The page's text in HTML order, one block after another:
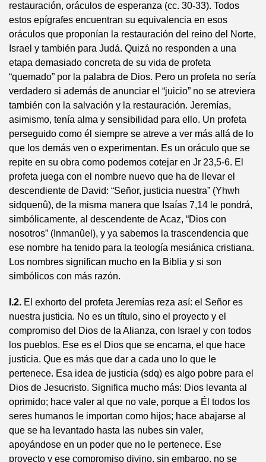
restauración, oráculos de esperanza (cc. 30-33). Todos
estos epígrafes encuentran su equivalencia en esos
oráculos que proponían la restauración del reino del Norte,
Israel y también para Judá. Quizá no responden a una
etapa demasiado concreta de su vida de profeta
“quemado” por la palabra de Dios. Pero un profeta no sería
verdadero si además de anunciar el “juicio” no se atreviera
también con la salvación y la restauración. Jeremías,
asimismo, tenía alma y sensibilidad para ello. Un profeta
perseguido como él siempre se atreve a ver más allá de lo
que los demás ven o experimentan. Es un oráculo que se
repite en su obra como podemos cotejar en Jr 23,5-6. El
profeta juega con el nombre nuevo que ha de llevar el
descendiente de David: “Señor, justicia nuestra” (Yhwh
sidquenû), de la misma manera que Isaías 7,14 le pondrá,
simbólicamente, al descendente de Acaz, “Dios con
nosotros” (Inmanûel), y ya sabemos la trascendencia que
ese nombre ha tenido para la teología mesiánica cristiana.
Los nombres significan mucho en la Biblia y si son
simbólicos con más razón.
I.2. El exhorto del profeta Jeremías reza así: el Señor es
nuestra justicia. No es un título, sino el proyecto y el
compromiso del Dios de la Alianza, con Israel y con todos
los pueblos. Ese es el Dios que se encarna, el que hace
justicia. Que es más que dar a cada uno lo que le
pertenece. Esa idea de justicia (sdq) es algo pobre para el
Dios de Jesucristo. Significa mucho más: Dios levanta al
oprimido; hace valer al que no vale, porque a Él todos los
seres humanos le importan como hijos; hace abajarse al
que se ha levantado hasta las nubes sin valer,
apoyándose en un poder que no le pertenece. Ese
proyecto y ese compromiso divino, sin embargo, no se